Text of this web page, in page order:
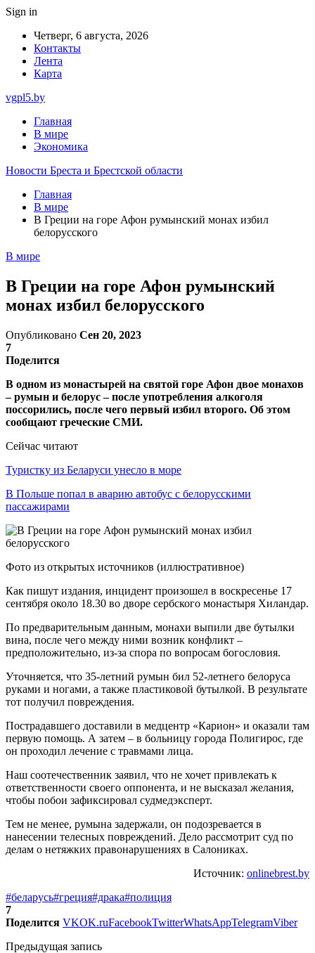
Sign in
Четверг, 6 августа, 2026
Контакты
Лента
Карта
vgpl5.by
Главная
В мире
Экономика
Новости Бреста и Брестской области
Главная
В мире
В Греции на горе Афон румынский монах избил
белорусского
В мире
В Греции на горе Афон румынский
монах избил белорусского
Опубликовано Сен 20, 2023
7
Поделится
В одном из монастырей на святой горе Афон двое монахов
– румын и белорус – после употребления алкоголя
поссорились, после чего первый избил второго. Об этом
сообщают греческие СМИ.
Сейчас читают
Туристку из Беларуси унесло в море
В Польше попал в аварию автобус с белорусскими
пассажирами
Фото из открытых источников (иллюстративное)
Как пишут издания, инцидент произошел в воскресенье 17
сентября около 18.30 во дворе сербского монастыря Хиландар.
По предварительным данным, монахи выпили две бутылки
вина, после чего между ними возник конфликт –
предположительно, из-за спора по вопросам богословия.
Уточняется, что 35-летний румын бил 52-летнего белоруса
руками и ногами, а также пластиковой бутылкой. В результате
тот получил повреждения.
Пострадавшего доставили в медцентр «Карион» и оказали там
первую помощь. А затем – в больницу города Полигирос, где
он проходил лечение с травмами лица.
Наш соотечественник заявил, что не хочет привлекать к
ответственности своего оппонента, и не высказал желания,
чтобы побои зафиксировал судмедэксперт.
Тем не менее, румына задержали, он подозревается в
нанесении телесных повреждений. Дело рассмотрит суд по
делам о нетяжких правонарушениях в Салониках.
Источник: onlinebrest.by
#беларусь#греция#драка#полиция
7
Поделится VKOK.ruFacebookTwitterWhatsAppTelegramViber
Предыдущая запись